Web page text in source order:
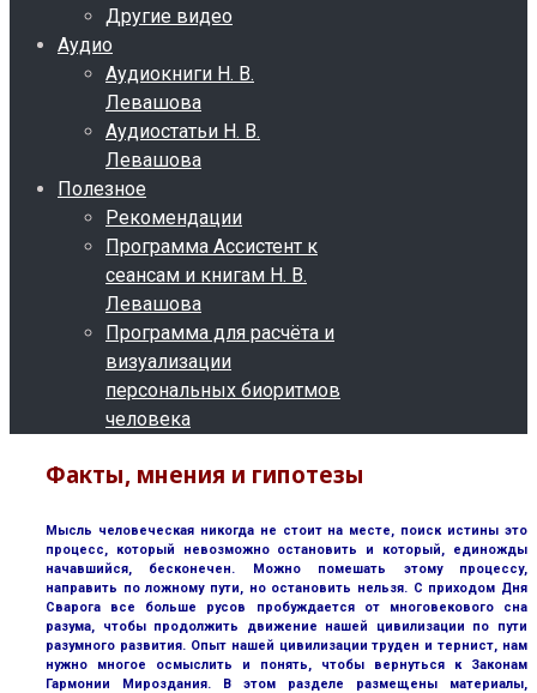
Другие видео
Аудио
Аудиокниги Н. В.
Левашова
Аудиостатьи Н. В.
Левашова
Полезное
Рекомендации
Программа Ассистент к
сеансам и книгам Н. В.
Левашова
Программа для расчёта и
визуализации
персональных биоритмов
человека
Факты, мнения и гипотезы
Мысль человеческая никогда не стоит на месте, поиск истины это
процесс, который невозможно остановить и который, единожды
начавшийся, бесконечен. Можно помешать этому процессу,
направить по ложному пути, но остановить нельзя. С приходом Дня
Сварога все больше русов пробуждается от многовекового сна
разума, чтобы продолжить движение нашей цивилизации по пути
разумного развития. Опыт нашей цивилизации труден и тернист, нам
нужно многое осмыслить и понять, чтобы вернуться к Законам
Гармонии Мироздания. В этом разделе размещены материалы,